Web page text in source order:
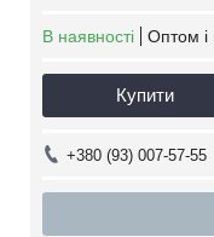
В наявності Оптом і
Купити
+380 (93) 007-57-55